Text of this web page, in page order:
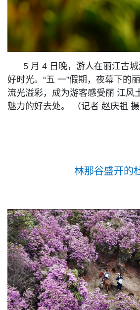
5 月 4 日晚，游人在丽江古
好时光。“五 一”假期，夜幕下的
流光溢彩，成为游客感受丽 江风
魅力的好去处。 （记者 赵庆祖 摄
林那谷盛开的